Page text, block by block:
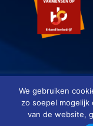
Copyright ©
We gebruiken
zo soepel
van de website,